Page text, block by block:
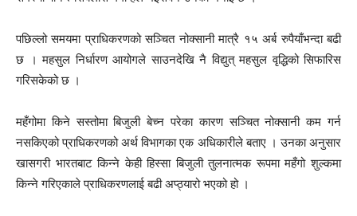
पछिल्लो समयमा प्राधिकरणको सञ्चित नोक्सानी मात्रै १५ अर्ब रुपैयाँभन्दा बढी
छ । महसुल निर्धारण आयोगले साउनदेखि नै विद्युत् महसुल वृद्धिको सिफारिस
गरिसकेको छ ।
महँगोमा किने सस्तोमा बिजुली बेच्न परेका कारण सञ्चित नोक्सानी कम गर्न
नसकिएको प्राधिकरणको अर्थ विभागका एक अधिकारीले बताए । उनका अनुसार
खासगरी भारतबाट किन्ने केही हिस्सा बिजुली तुलनात्मक रूपमा महँगो शुल्कमा
किन्ने गरिएकाले प्राधिकरणलाई बढी अप्ठ्यारो भएको हो ।